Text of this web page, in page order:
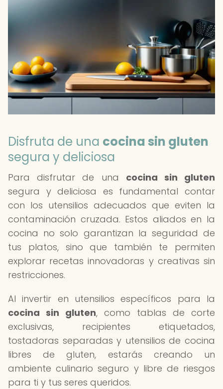
Disfruta de una cocina sin gluten
segura y deliciosa
Para disfrutar de una cocina sin gluten
segura y deliciosa es fundamental contar
con los utensilios adecuados que eviten la
contaminación cruzada. Estos aliados en la
cocina no solo garantizan la seguridad de
tus platos, sino que también te permiten
explorar recetas innovadoras y creativas sin
restricciones.
Al invertir en utensilios específicos para la
cocina sin gluten, como tablas de corte
exclusivas, recipientes etiquetados,
tostadoras separadas y utensilios de cocina
libres de gluten, estarás creando un
ambiente culinario seguro y libre de riesgos
para ti y tus seres queridos.